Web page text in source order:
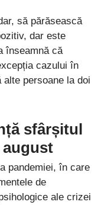
să părăsească
dar este
înseamnă că
cazului în
persoane la doi
sfârșitul
pandemiei, în care
de
ale crizei